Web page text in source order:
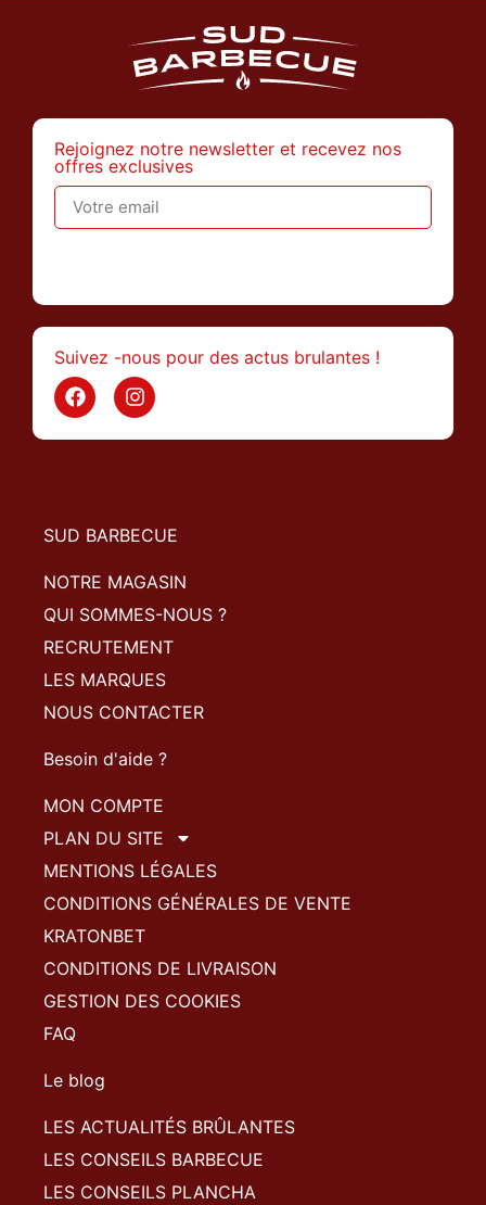
Rejoignez notre newsletter et recevez nos
offres exclusives
Suivez -nous pour des actus brulantes !
SUD BARBECUE
NOTRE MAGASIN
QUI SOMMES-NOUS ?
RECRUTEMENT
LES MARQUES
NOUS CONTACTER
Besoin d'aide ?
MON COMPTE
PLAN DU SITE
MENTIONS LÉGALES
CONDITIONS GÉNÉRALES DE VENTE
KRATONBET
CONDITIONS DE LIVRAISON
GESTION DES COOKIES
FAQ
Le blog
LES ACTUALITÉS BRÛLANTES
LES CONSEILS BARBECUE
LES CONSEILS PLANCHA